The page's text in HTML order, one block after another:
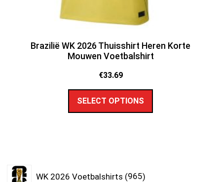
Brazilië WK 2026 Thuisshirt Heren Korte
Mouwen Voetbalshirt
€33.69
SELECT OPTIONS
WK 2026 Voetbalshirts 965